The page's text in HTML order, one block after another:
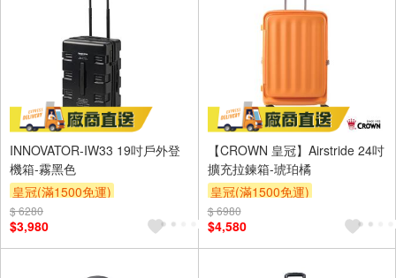
INNOVATOR-IW33 19吋戶外登
機箱-霧黑色
皇冠(滿1500免運)
$ 6280
$3,980
【CROWN 皇冠】Airstride 24吋
擴充拉鍊箱-琥珀橘
皇冠(滿1500免運)
$ 6980
$4,580